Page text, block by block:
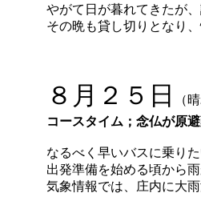
やがて日が暮れてきたが
その晩も貸し切りとなり
８月２５日
（
コースタイム；念仏が原
なるべく早いバスに乗り
出発準備を始める頃から
気象情報では、庄内に大